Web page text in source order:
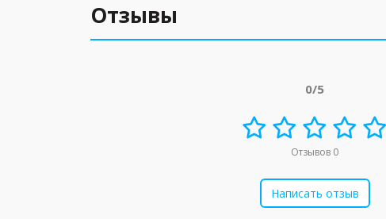
Отзывы
0/5
Отзывов 0
Написать отзыв